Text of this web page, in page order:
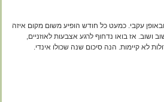
עקבי. כמעט כל חודש הופיע משום מקום איזה
ושוב. אז בואו נדחוף לרגע אצבעות לאוזניים,
לא קיימות. הנה סיכום שנה שכולו אינדי.